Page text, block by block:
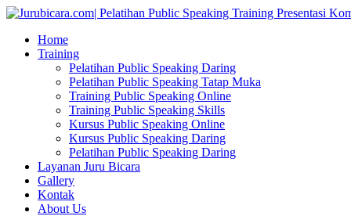
Home
Training
Pelatihan Public Speaking Daring
Pelatihan Public Speaking Tatap Muka
Training Public Speaking Online
Training Public Speaking Skills
Kursus Public Speaking Online
Kursus Public Speaking Daring
Pelatihan Public Speaking Daring
Layanan Juru Bicara
Gallery
Kontak
About Us